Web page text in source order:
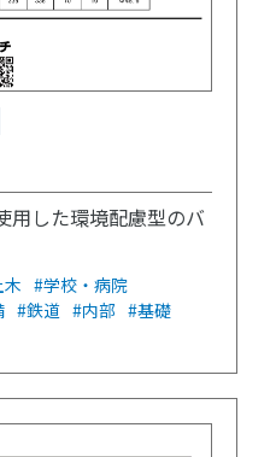
用した環境配慮型のバ
#学校・病院
#鉄道 #内部 #基礎